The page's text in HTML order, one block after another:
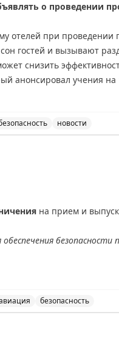
о проведении
отелей при
гостей и вызывают
снизить
анонсировал учения
как найти баланс
новости
на прием и
безопасности
безопасность